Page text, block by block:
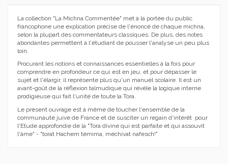
La collection "La Michna Commentée" met à la portée du public
francophone une explication précise de l'énoncé de chaque michna,
selon la plupart des commentateurs classiques. De plus, des notes
abondantes permettent à l'étudiant de pousser l'analyse un peu plus
loin.
Procurant les notions et connaissances essentielles à la fois pour
comprendre en profondeur ce qui est en jeu, et pour dépasser le
sujet et l'élargir, il représente plus qu'un manuel scolaire. Il est un
avant-goût de la réflexion talmudique qui révèle la logique interne
prodigieuse qui fait l'unité de toute la Tora.
Le présent ouvrage est à même de toucher l'ensemble de la
communauté juive de France et de susciter un regain d'intérêt pour
l'Etude approfondie de la "Tora divine qui est parfaite et qui assouvit
l'âme" - "torat Hachem témima, méchivat nafesch!"